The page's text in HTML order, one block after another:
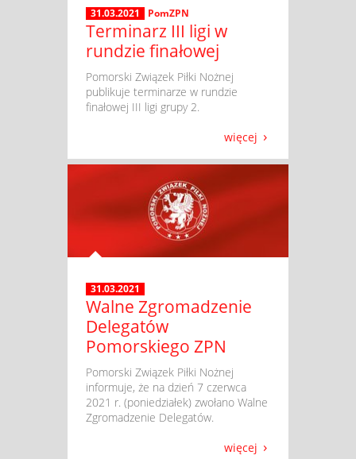
31.03.2021 PomZPN
Terminarz III ligi w
rundzie finałowej
​ Pomorski Związek Piłki Nożnej
publikuje terminarze w rundzie
finałowej III ligi grupy 2.
więcej
31.03.2021
Walne Zgromadzenie
Delegatów
Pomorskiego ZPN
​ Pomorski Związek Piłki Nożnej
informuje, że na dzień 7 czerwca
2021 r. (poniedziałek) zwołano Walne
Zgromadzenie Delegatów.
więcej